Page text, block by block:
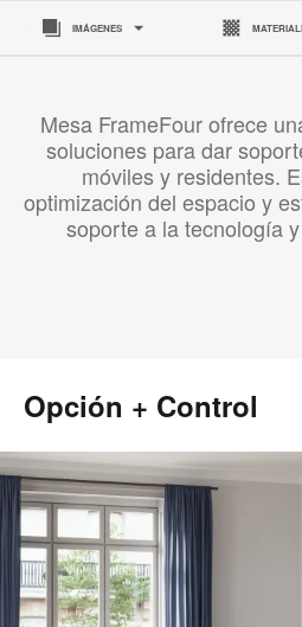
IMÁGENES
Mesa FrameFour ofrece
soluciones para dar
móviles y residentes.
optimización del espacio y
soporte a la tecnología
Opción + Control